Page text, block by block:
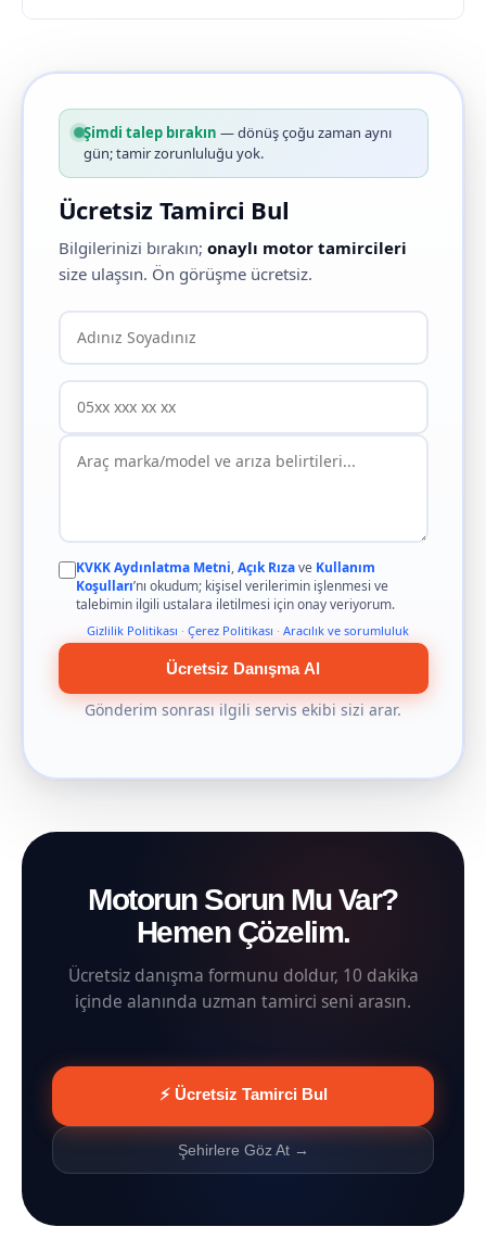
Şimdi talep bırakın — dönüş çoğu zaman aynı
gün; tamir zorunluluğu yok.
Ücretsiz Tamirci Bul
Bilgilerinizi bırakın; onaylı motor tamircileri
size ulaşsın. Ön görüşme ücretsiz.
KVKK Aydınlatma Metni,Açık Rızave Kullanım
Koşulları’nı okudum; kişisel verilerimin işlenmesi ve
talebimin ilgili ustalara iletilmesi için onay veriyorum.
Gizlilik Politikası · Çerez Politikası · Aracılık ve sorumluluk
Ücretsiz Danışma Al
Gönderim sonrası ilgili servis ekibi sizi arar.
Motorun Sorun Mu Var?
Hemen Çözelim.
Ücretsiz danışma formunu doldur, 10 dakika
içinde alanında uzman tamirci seni arasın.
⚡ Ücretsiz Tamirci Bul
Şehirlere Göz At →